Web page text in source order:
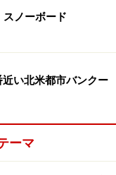
容をご確認くださ
、「
十分注意を払ってく
次のページへ
ノーボード
い北米都市バンクー
ーマ